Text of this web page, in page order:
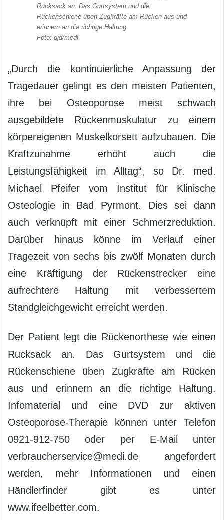
Rucksack an. Das Gurtsystem und die
Rückenschiene üben Zugkräfte am Rücken aus und
erinnern an die richtige Haltung.
Foto: djd/medi
„Durch die kontinuierliche Anpassung der
Tragedauer gelingt es den meisten Patienten,
ihre bei Osteoporose meist schwach
ausgebildete Rückenmuskulatur zu einem
körpereigenen Muskelkorsett aufzubauen. Die
Kraftzunahme erhöht auch die
Leistungsfähigkeit im Alltag“, so Dr. med.
Michael Pfeifer vom Institut für Klinische
Osteologie in Bad Pyrmont. Dies sei dann
auch verknüpft mit einer Schmerzreduktion.
Darüber hinaus könne im Verlauf einer
Tragezeit von sechs bis zwölf Monaten durch
eine Kräftigung der Rückenstrecker eine
aufrechtere Haltung mit verbessertem
Standgleichgewicht erreicht werden.
Der Patient legt die Rückenorthese wie einen
Rucksack an. Das Gurtsystem und die
Rückenschiene üben Zugkräfte am Rücken
aus und erinnern an die richtige Haltung.
Infomaterial und eine DVD zur aktiven
Osteoporose-Therapie können unter Telefon
0921-912-750 oder per E-Mail unter
verbraucherservice@medi.de angefordert
werden, mehr Informationen und einen
Händlerfinder gibt es unter
www.ifeelbetter.com.